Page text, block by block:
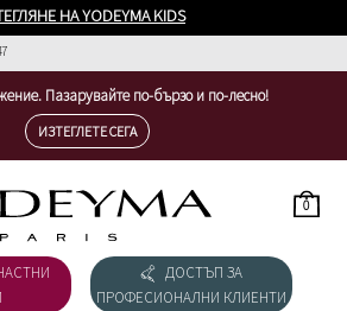
НА YODEYMA KIDS
Пазарувайте по-бързо и по-лесно!
ИЗТЕГЛЕТЕ СЕГА
0
ДОСТЪП ЗА
ПРОФЕСИОНАЛНИ КЛИЕНТИ